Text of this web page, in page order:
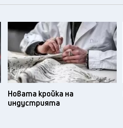
Новата кройка на
индустрията